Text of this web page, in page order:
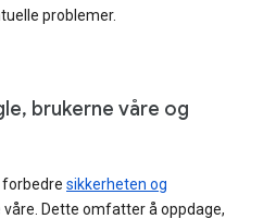
problemer.
brukerne våre og
sikkerheten og
Dette omfatter å oppdage,